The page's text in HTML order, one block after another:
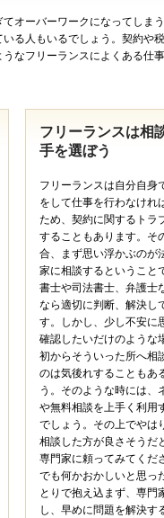
オーバーワークになってしま
る人もいるでしょう。契約や
なフリーランスによくある仕
フリーランスは相
手を選ぼう
フリーランスは自分自身
をして仕事を行わなけれ
ため、契約に関するトラ
することもあります。そ
合、まず思い浮かぶのが
家に相談するということ
書士や司法書士、弁護士
なら適切に判断、解決し
す。しかし、少し不安に
確認したいだけのような
初からそういった所へ相
のは気後れすることもあ
う。そのような時には、
や無料相談を上手く利用
でしょう。その上でやは
相談した方が良さそうだ
専門家に頼ってみてくだ
でも何かおかしいと思っ
とりで抱え込まず、専門
し、早めに問題を解決す